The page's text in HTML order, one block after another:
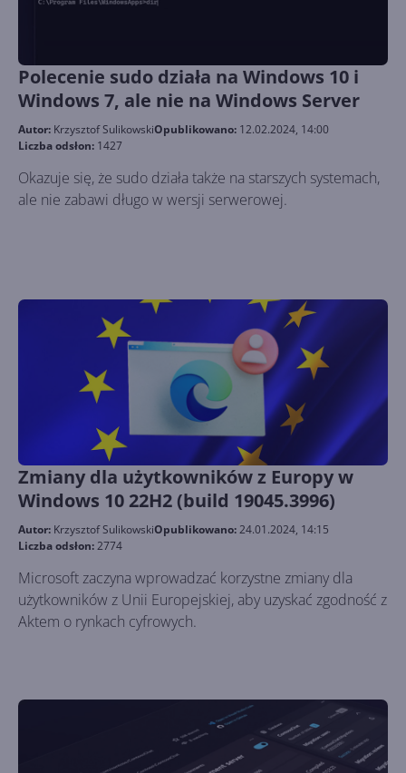
Polecenie sudo działa na Windows 10 i
Windows 7, ale nie na Windows Server
Autor: Krzysztof SulikowskiOpublikowano: 12.02.2024, 14:00
Liczba odsłon: 1427
Okazuje się, że sudo działa także na starszych systemach,
ale nie zabawi długo w wersji serwerowej.
Zmiany dla użytkowników z Europy w
Windows 10 22H2 (build 19045.3996)
Autor: Krzysztof SulikowskiOpublikowano:24.01.2024, 14:15
Liczba odsłon:2774
Microsoft zaczyna wprowadzać korzystne zmiany dla
użytkowników z Unii Europejskiej, aby uzyskać zgodność z
Aktem o rynkach cyfrowych.